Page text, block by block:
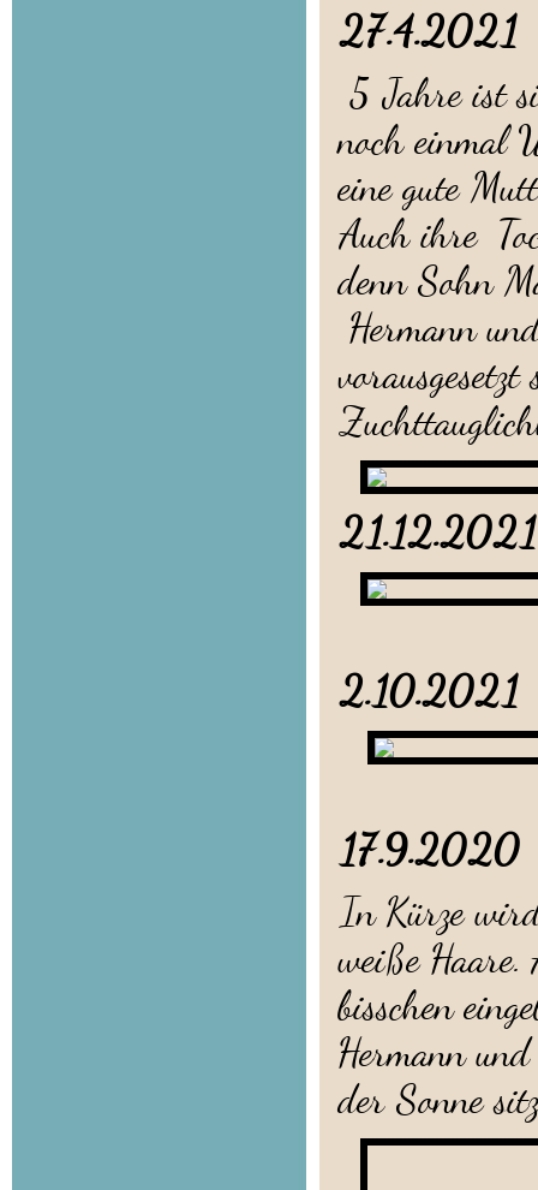
5 Jahre ist
noch einmal
eine gute
Auch ihre
denn Sohn
Hermann
In Kürze
weiße Haare.
bisschen
Hermann
der Sonne